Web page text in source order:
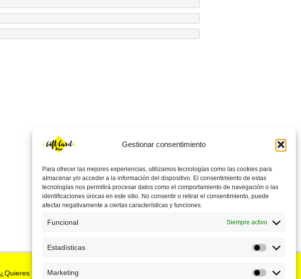
Gestionar consentimiento
Para ofrecer las mejores experiencias, utilizamos tecnologías como las cookies para
almacenar y/o acceder a la información del dispositivo. El consentimiento de estas
tecnologías nos permitirá procesar datos como el comportamiento de navegación o las
identificaciones únicas en este sitio. No consentir o retirar el consentimiento, puede
afectar negativamente a ciertas características y funciones.
Funcional Siempre activo
Estadísticas
Marketing
Marketing
¿Quieres tenernos en tu negocio?